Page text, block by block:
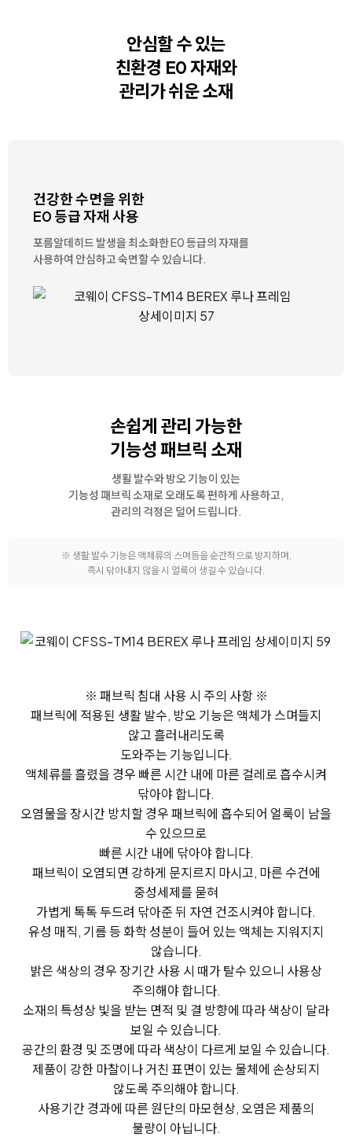
안심할 수 있는
친환경 E0 자재와
관리가 쉬운 소재
건강한 수면을 위한
E0 등급 자재 사용
포름알데히드 발생을 최소화한E0 등급의 자재를
사용하여 안심하고 숙면할 수 있습니다.
손쉽게 관리 가능한
기능성 패브릭 소재
생활 발수와 방오 기능이 있는
기능성 패브릭 소재로오래도록 편하게 사용하고,
관리의 걱정은 덜어 드립니다.
※ 생활 발수 기능은 액체류의 스며듬을 순간적으로 방지하며,
즉시 닦아내지 않을 시 얼룩이 생길 수 있습니다.
※ 패브릭 침대 사용 시 주의 사항 ※
패브릭에 적용된 생활 발수, 방오 기능은 액체가 스며들지
않고 흘러내리도록
도와주는 기능입니다.
액체류를 흘렸을 경우 빠른 시간 내에 마른 걸레로 흡수시켜
닦아야 합니다.
오염물을 장시간 방치할 경우 패브릭에 흡수되어 얼룩이 남을
수 있으므로
빠른 시간 내에 닦아야 합니다.
패브릭이 오염되면 강하게 문지르지 마시고, 마른 수건에
중성세제를 묻혀
가볍게 톡톡 두드려 닦아준 뒤 자연 건조시켜야 합니다.
유성 매직, 기름 등 화학 성분이 들어 있는 액체는 지워지지
않습니다.
밝은 색상의 경우 장기간 사용 시 때가 탈수 있으니 사용상
주의해야 합니다.
소재의 특성상 빛을 받는 면적 및 결 방향에 따라 색상이 달라
보일 수 있습니다.
공간의 환경 및 조명에 따라 색상이 다르게 보일 수 있습니다.
제품이 강한 마찰이나 거친 표면이 있는 물체에 손상되지
않도록 주의해야 합니다.
사용기간 경과에 따른 원단의 마모현상, 오염은 제품의
불량이 아닙니다.